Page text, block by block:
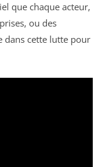
que chaque acteur,
ou des
dans cette lutte pour